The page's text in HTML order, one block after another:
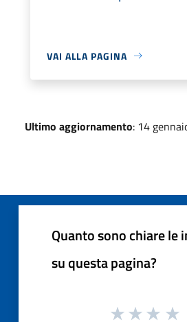
VAI ALLA PAGINA
Ultimo aggiornamento: 14
Quanto sono chiare le
su questa pagina?